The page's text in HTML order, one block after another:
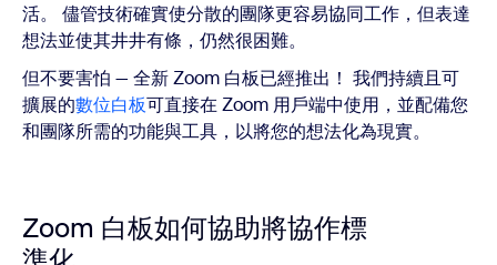
活。 儘管技術確實使分散的團隊更容易協同工作，但表達
想法並使其井井有條，仍然很困難。
但不要害怕 — 全新 Zoom 白板已經推出！ 我們持續且可
擴展的數位白板可直接在 Zoom 用戶端中使用，並配備您
和團隊所需的功能與工具，以將您的想法化為現實。
Zoom 白板如何協助將協作標